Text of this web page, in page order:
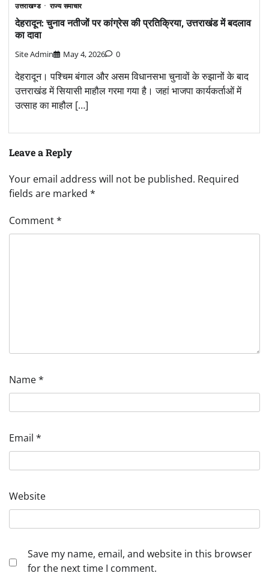
उत्तराखण्ड राज्य समाचार
देहरादून: चुनाव नतीजों पर कांग्रेस की प्रतिक्रिया, उत्तराखंड में बदलाव
का दावा
Site Admin May 4, 2026 0
देहरादून। पश्चिम बंगाल और असम विधानसभा चुनावों के रुझानों के बाद
उत्तराखंड में सियासी माहौल गरमा गया है। जहां भाजपा कार्यकर्ताओं में
उत्साह का माहौल […]
Leave a Reply
Your email address will not be published. Required
fields are marked *
Comment*
Name*
Email *
Website
Save my name, email, and website in this browser
for the next time I comment.